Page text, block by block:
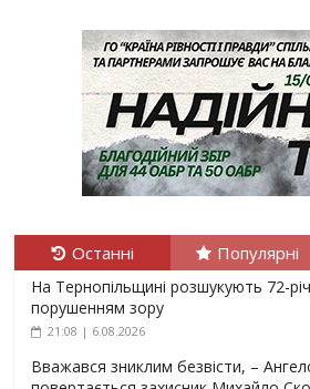
Останні Популярні
На Тернопільщині розшукують 72-
порушенням зору
21:08 | 6.08.2026
Вважався зниклим безвісти, –